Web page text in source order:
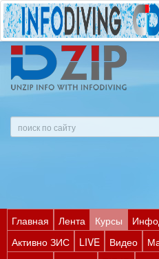
Главная Лента Курсы
Активно ЗИС
LIVE Видео